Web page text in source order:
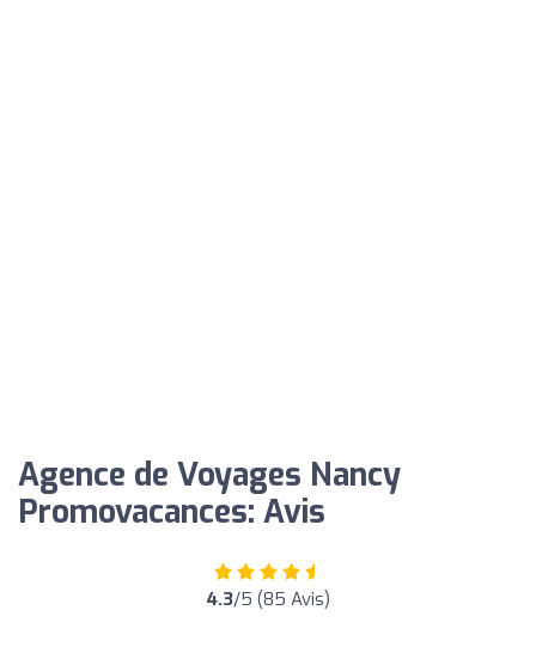
Agence de Voyages Nancy
Promovacances: Avis
4.3/5 (85 Avis)